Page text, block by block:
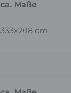
ca. Maße
333x208 cm